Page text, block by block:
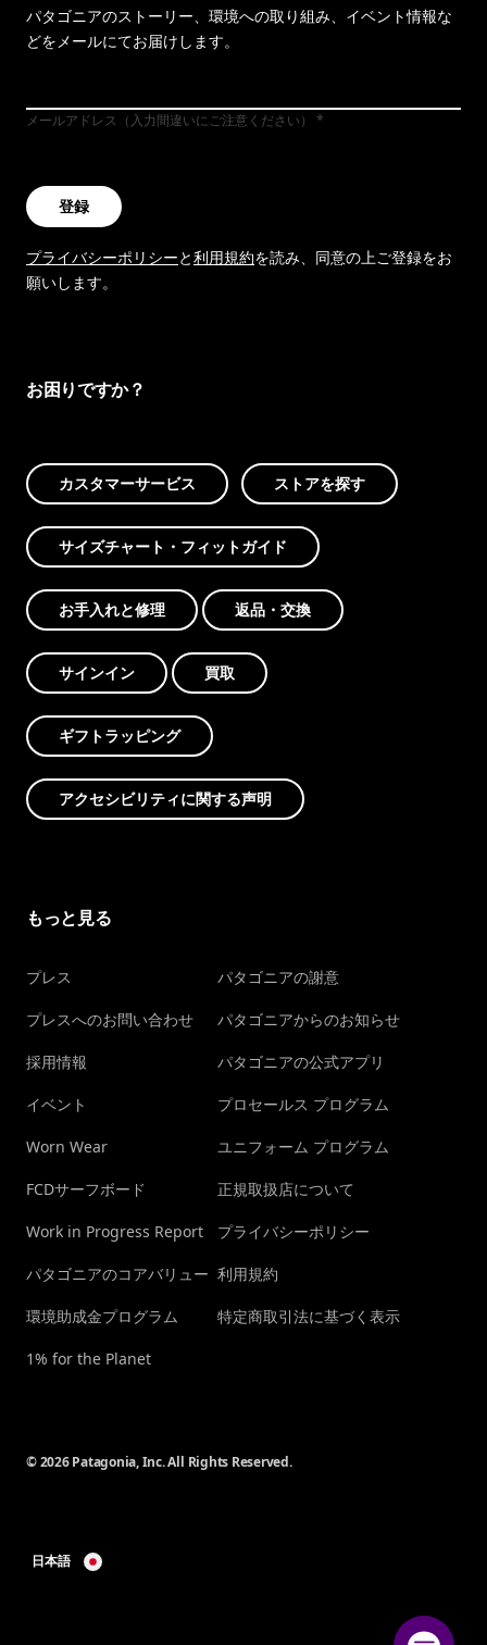
パタゴニアのストーリー、環境への取り組み、イベント情報な
どをメールにてお届けします。
メールアドレス（入力間違いにご注意ください）
登録
プライバシーポリシーと利用規約を読み、同意の上ご登録をお
願いします。
お困りですか？
カスタマーサービス ストアを探す
サイズチャート・フィットガイド
お手入れと修理 返品・交換
サインイン 買取
ギフトラッピング
アクセシビリティに関する声明
もっと見る
プレス
プレスへのお問い合わせ
採用情報
イベント
Worn Wear
FCDサーフボード
Work in Progress Report
パタゴニアのコアバリュー
環境助成金プログラム
1% for the Planet
パタゴニアの謝意
パタゴニアからのお知らせ
パタゴニアの公式アプリ
プロセールス プログラム
ユニフォーム プログラム
正規取扱店について
プライバシーポリシー
利用規約
特定商取引法に基づく表示
© 2026 Patagonia, Inc. All Rights Reserved.
日本語